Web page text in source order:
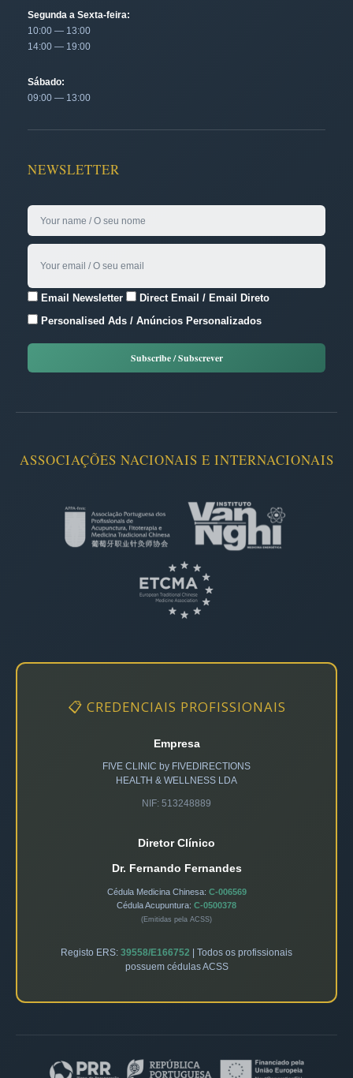
Segunda a Sexta-feira:
10:00 — 13:00
14:00 — 19:00
Sábado:
09:00 — 13:00
NEWSLETTER
Email Newsletter
Direct Email / Email Direto
Personalised Ads / Anúncios Personalizados
ASSOCIAÇÕES NACIONAIS E INTERNACIONAIS
📋 CREDENCIAIS PROFISSIONAIS
Empresa
FIVE CLINIC by FIVEDIRECTIONS
HEALTH & WELLNESS LDA
NIF: 513248889
Diretor Clínico
Dr. Fernando Fernandes
Cédula Medicina Chinesa: C-006569
Cédula Acupuntura: C-0500378
(Emitidas pela ACSS)
Registo ERS: 39558/E166752 | Todos os profissionais
possuem cédulas ACSS